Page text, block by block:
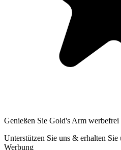
Genießen Sie Gold's Arm
Unterstützen Sie uns & erhalten
Werbung